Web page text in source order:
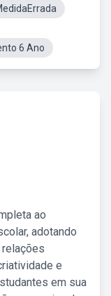
6 Ano
ao
adotando
e
em sua